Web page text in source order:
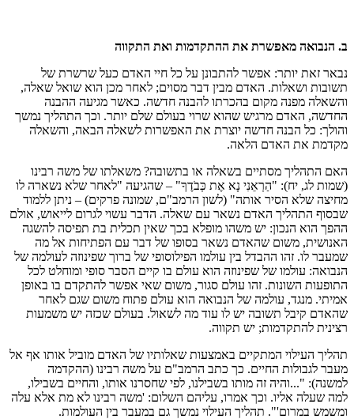
ב. הנבואה מאפשרת את ההתקדמות ואת התקווה
נבאר זאת יותר: אפשר להתבונן על כל חיי האדם כעל שרשרת של
תשובות ושאלות. האדם מבין דבר מסוים; לאחר מכן הוא שואל שאלה,
והשאלה מפנה מקום בהכרתו להבנה חדשה. כאשר מגיעה ההבנה
החדשה, האדם מרגיש שהוא שרוי בעולם שלם יותר. וכך התהליך נמשך
והולך: כל הבנה חדשה יוצרת את האפשרות לשאלה הבאה, והשאלה
מקדמת את האדם הלאה.
האם התהליך מסתיים בשאלה או בתשובה? משאלתו של משה רבינו
(שמות לג, יח): "הַרְאֵנִי נָא אֶת כְּבֹדֶךָ" – שהגיעה "לאחר שלא נשארה לו
מחיצה שלא הסיר אותה" (לשון הרמב"ם, שמונה פרקים) – ניתן ללמוד
שבסוף התהליך האדם נשאר עם שאלה. הדבר עשוי לגרום לייאוש, אולם
ההפך הוא הנכון: יש משהו מופלא בכך שאין תכלית בת תפיסה להשגה
האנושית, משום שהאדם נשאר בסופו של דבר עם הפתיחות אל מה
שמעבר לו. זהו ההבדל בין עולמו הפילוסופי של ברוך שפינוזה לעולמה של
הנבואה: עולמו של שפינוזה הוא עולם בו קיים הסבר סופי ומוחלט לכל
התופעות השונות. זהו עולם סגור, משום שאי אפשר להתקדם בו באופן
אמיתי. מנגד, עולמה של הנבואה הוא עולם פתוח משום שגם לאחר
שהאדם קיבל תשובה יש לו עוד מה לשאול. בעולם שכזה יש משמעות
רצינית להתקדמות; יש תקווה.
תהליך העילוי המתקיים באמצעות שאלותיו של האדם מוביל אותו אף אל
מעבר לגבולות החיים. כך כתב הרמב"ם על משה רבינו (ההקדמה
למשנה): "...והיה זה מותו בשבילנו, לפי שחסרנו אותו, והחיים בשבילו,
למה שעלה אליו. וכך אמרו, עליהם השלום: 'משה רבינו לא מת אלא עלה
ומשמש במרום'". תהליך העילוי נמשך גם במעבר בין העולמות.